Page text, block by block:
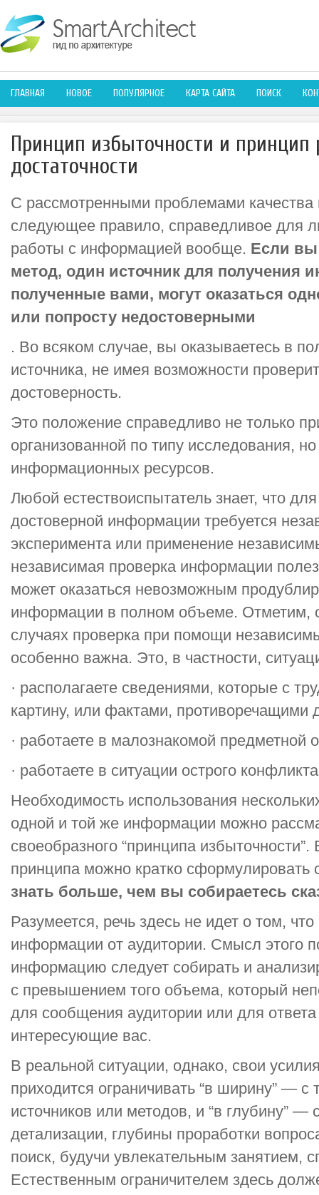
ГЛАВНАЯ НОВОЕ ПОПУЛЯРНОЕ КАРТА САЙТА ПОИСК
Принцип избыточности и принцип
достаточности
С рассмотренными проблемами
следующее правило, справедливое для
работы с информацией вообще. Если вы
метод, один источник для получения
полученные вами, могут оказаться
или попросту недостоверными
. Во всяком случае, вы оказываетесь в
источника, не имея возможности
достоверность.
Это положение справедливо не только
организованной по типу исследования,
информационных ресурсов.
Любой естествоиспытатель знает, что
достоверной информации требуется
эксперимента или применение
независимая проверка информации
может оказаться невозможным
информации в полном объеме. Отметим,
случаях проверка при помощи
особенно важна. Это, в частности,
· располагаете сведениями, которые с
картину, или фактами, противоречащими
· работаете в малознакомой предметной
· работаете в ситуации острого
Необходимость использования
одной и той же информации можно
своеобразного “принципа
принципа можно кратко
знать больше, чем вы собираетесь
Разумеется, речь здесь не идет о том,
информации от аудитории. Смысл этого
информацию следует собирать и
с превышением того объема, который
для сообщения аудитории или для
интересующие вас.
В реальной ситуации, однако, свои
приходится ограничивать “в ширину” — с
источников или методов, и “в глубину” —
детализации, глубины проработки
поиск, будучи увлекательным занятием,
Естественным ограничителем здесь